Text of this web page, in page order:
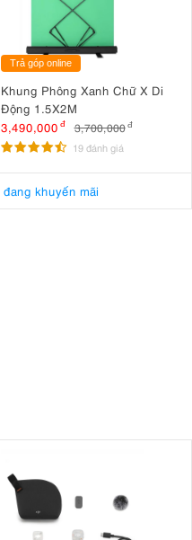
Trả góp online
Khung Phông Xanh Chữ X Di
Động 1.5X2M
3,490,000 đ 3,700,000 đ
19 đánh giá
khuyến mãi